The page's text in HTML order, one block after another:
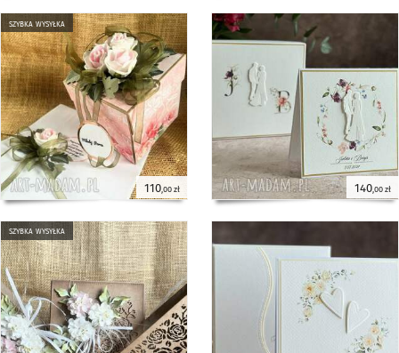
szybka wysyłka
110,00 zł 140,00 zł
szybka wysyłka